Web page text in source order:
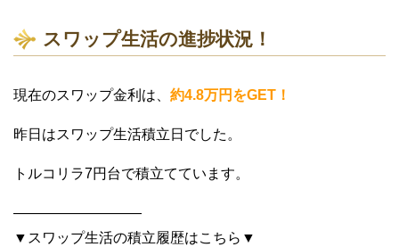
スワップ生活の進捗状況！
現在のスワップ金利は、 約4.8万円をGET！
昨日はスワップ生活積立日でした。
トルコリラ7円台で積立てています。
—————————
▼スワップ生活の積立履歴はこちら▼